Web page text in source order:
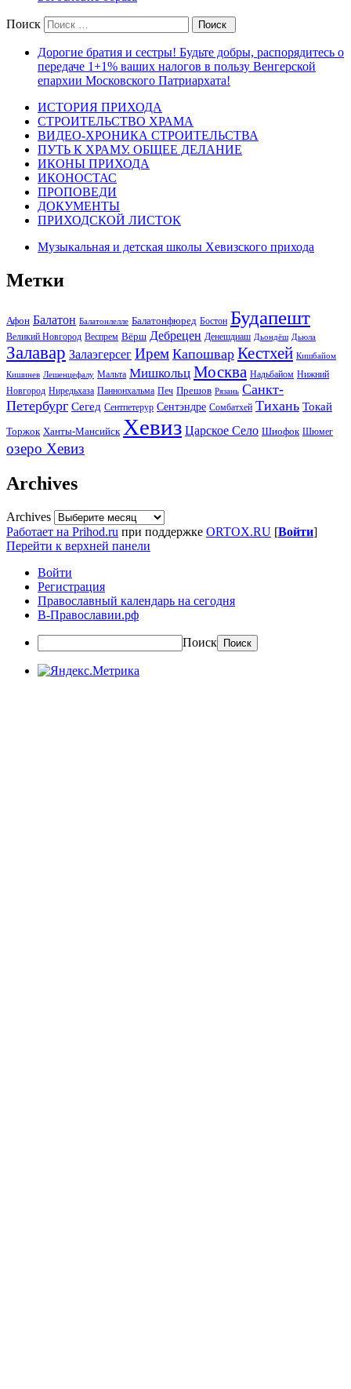
Поиск
Дорогие братия и сестры! Будьте добры, распорядитесь о
передаче 1+1% ваших налогов в пользу Венгерской
епархии Московского Патриархата!
ИСТОРИЯ ПРИХОДА
СТРОИТЕЛЬСТВО ХРАМА
ВИДЕО-ХРОНИКА СТРОИТЕЛЬСТВА
ПУТЬ К ХРАМУ. ОБЩЕЕ ДЕЛАНИЕ
ИКОНЫ ПРИХОДА
ИКОНОСТАС
ПРОПОВЕДИ
ДОКУМЕНТЫ
ПРИХОДСКОЙ ЛИСТОК
Музыкальная и детская школы Хевизского прихода
Метки
Афон Балатон Балатонлелле Балатонфюред Бостон Будапешт
Великий Новгород Веспрем Вёрш Дебрецен Денешдиаш Дьондёш Дьюла
Залавар Залаэгерсег Ирем Капошвар Кестхей Кишбайом
Кишинев Лешенцефалу Мальта Мишкольц Москва Надьбайом Нижний
Новгород Ниредьхаза Паннонхальма Печ Прешов Рязань Санкт-
Петербург Сегед Сентпетерур Сентэндре Сомбатхей Тихань Токай
Торжок Ханты-Мансийск Хевиз Царское Село Шиофок Шюмег
озеро Хевиз
Archives
Archives
Работает на Prihod.ru при поддержке ORTOX.RU [Войти]
Перейти к верхней панели
Войти
Регистрация
Православный календарь на сегодня
В-Православии.рф
Поиск